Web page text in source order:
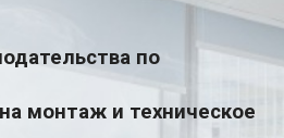
по
монтаж и техническое